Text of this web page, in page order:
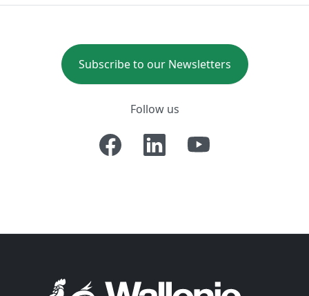
Subscribe to our Newsletters
Follow us